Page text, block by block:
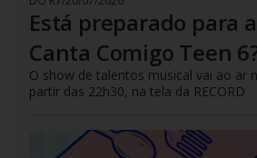
Está preparado para
Canta Comigo Teen
O show de talentos musical vai ao ar
partir das 22h30, na tela da RECORD